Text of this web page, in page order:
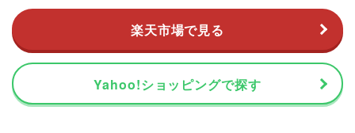
楽天市場で見る
Yahoo!ショッピングで探す